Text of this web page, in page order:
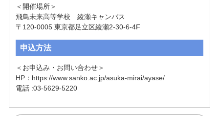
＜開催場所＞
飛鳥未来高等学校　綾瀬キャンパス
申込方法
＜お申込み・お問い合わせ＞
HP：https://www.sanko.ac.jp/asuka-mirai/ayase/